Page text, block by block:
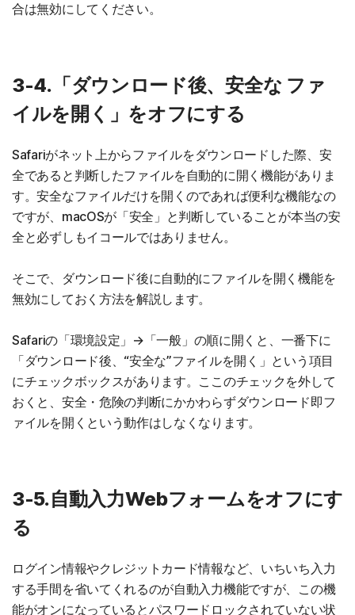
合は無効にしてください。
3-4.「ダウンロード後、安全な ファ
イルを開く」をオフにする
Safariがネット上からファイルをダウンロードした際、安
全であると判断したファイルを自動的に開く機能がありま
す。安全なファイルだけを開くのであれば便利な機能なの
ですが、macOSが「安全」と判断していることが本当の安
全と必ずしもイコールではありません。
そこで、ダウンロード後に自動的にファイルを開く機能を
無効にしておく方法を解説します。
Safariの「環境設定」→「一般」の順に開くと、一番下に
「ダウンロード後、“安全な”ファイルを開く」という項目
にチェックボックスがあります。ここのチェックを外して
おくと、安全・危険の判断にかかわらずダウンロード即フ
ァイルを開くという動作はしなくなります。
3-5.自動入力Webフォームをオフにす
る
ログイン情報やクレジットカード情報など、いちいち入力
する手間を省いてくれるのが自動入力機能ですが、この機
能がオンになっているとパスワードロックされていない状